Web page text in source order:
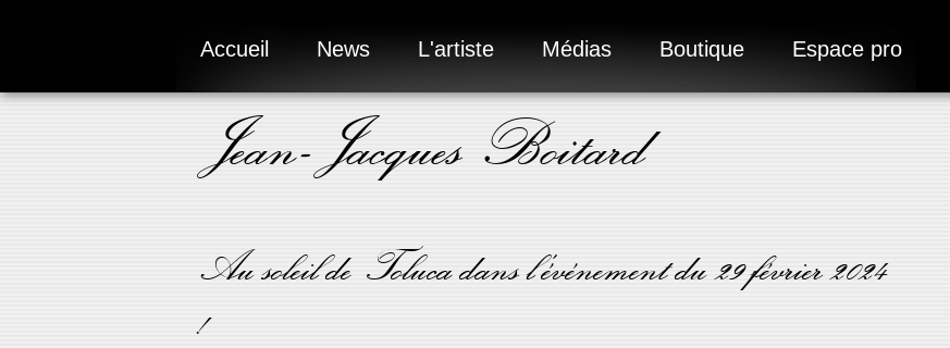
Accueil News L'artiste Médias Boutique Espace pro
Jean-Jacques Boitard
Au soleil de Toluca dans l'événement du 29 février 2024
!